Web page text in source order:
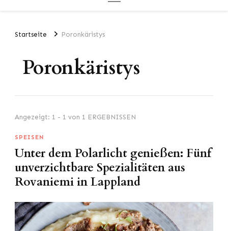
Startseite Poronkäristys
Poronkäristys
Angezeigt: 1 - 1 von 1 ERGEBNISSEN
SPEISEN
Unter dem Polarlicht genießen: Fünf
unverzichtbare Spezialitäten aus
Rovaniemi in Lappland